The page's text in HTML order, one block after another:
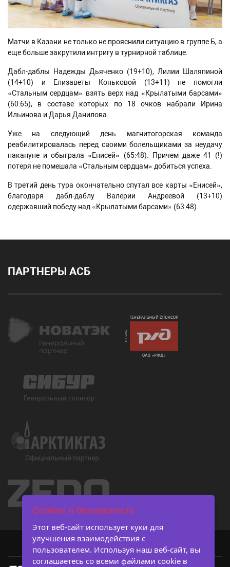
Матчи в Казани не только не прояснили ситуацию в группе Б, а
еще больше закрутили интригу в турнирной таблице.
Дабл-даблы Надежды Дьяченко (19+10), Лилии Шаляпиной
(14+10) и Елизаветы Коньковой (13+11) не помогли
«Стальным сердцам» взять верх над «Крылатыми барсами»
(60:65), в составе которых по 18 очков набрали Ирина
Ильинова и Дарья Данилова.
Уже на следующий день магнитогорская команда
реабилитировалась перед своими болельщиками за неудачу
накануне и обыграла «Енисей» (65:48). Причем даже 41 (!)
потеря не помешала «Стальным сердцам» добиться успеха.
В третий день тура окончательно спутал все карты «Енисей»,
благодаря дабл-даблу Валерии Андреевой (13+10)
одержавший победу над «Крылатыми барсами» (63:48).
ПАРТНЕРЫ АСБ
Cookies и безопасность
Этот веб-сайт использует куки для
улучшения взаимодействия с
пользователем. Используя наш веб-сайт, вы
соглашаетесь со всеми файлами cookie в